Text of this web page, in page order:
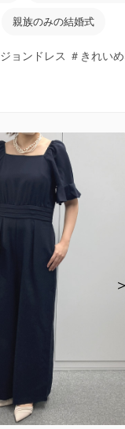
親族のみの結婚式
ョンドレス ＃きれい
＞
＞
＞
＞